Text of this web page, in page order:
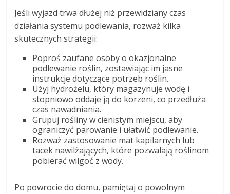
Jeśli wyjazd trwa dłużej niż przewidziany czas
działania systemu podlewania, rozważ kilka
skutecznych strategii:
Poproś zaufane osoby o okazjonalne
podlewanie roślin, zostawiając im jasne
instrukcje dotyczące potrzeb roślin.
Użyj hydrożelu, który magazynuje wodę i
stopniowo oddaje ją do korzeni, co przedłuża
czas nawadniania.
Grupuj rośliny w cienistym miejscu, aby
ograniczyć parowanie i ułatwić podlewanie.
Rozważ zastosowanie mat kapilarnych lub
tacek nawilżających, które pozwalają roślinom
pobierać wilgoć z wody.
Po powrocie do domu, pamiętaj o powolnym